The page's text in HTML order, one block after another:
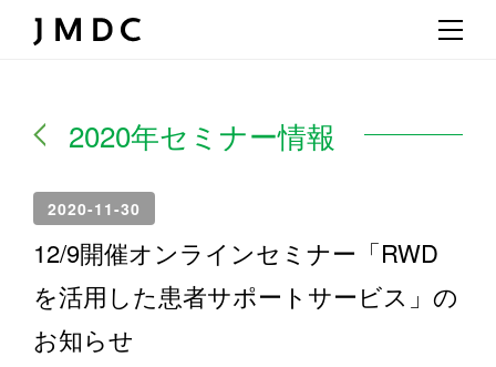
2020年セミナー情報
2020-11-30
12/9開催オンラインセミナー「RWD
を活用した患者サポートサービス」の
お知らせ